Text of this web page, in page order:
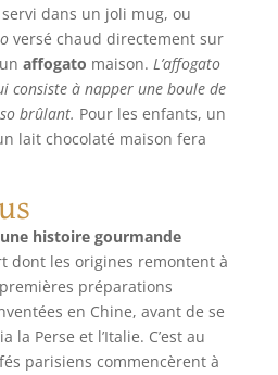
dans un joli mug, ou
versé chaud directement sur
affogato maison. L’affogato
consiste à napper une boule de
brûlant. Pour les enfants, un
lait chocolaté maison fera
histoire gourmande
dont les origines remontent à
préparations
en Chine, avant de se
la Perse et l’Italie. C’est au
parisiens commencèrent à